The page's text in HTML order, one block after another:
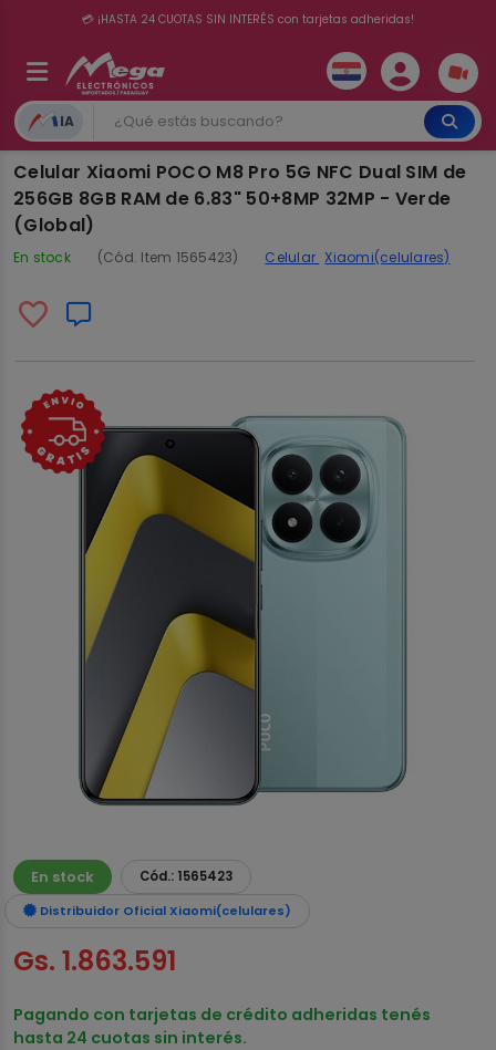
💳 ¡HASTA 24 CUOTAS SIN INTERÉS con tarjetas adheridas!
IA
Celular Xiaomi POCO M8 Pro 5G NFC Dual SIM de
256GB 8GB RAM de 6.83" 50+8MP 32MP - Verde
(Global)
En stock (Cód. Item 1565423) Celular Xiaomi(celulares)
En stock
Cód.: 1565423
Distribuidor Oficial Xiaomi(celulares)
Gs. 1.863.591
Pagando con tarjetas de crédito adheridas tenés
hasta 24 cuotas sin interés.